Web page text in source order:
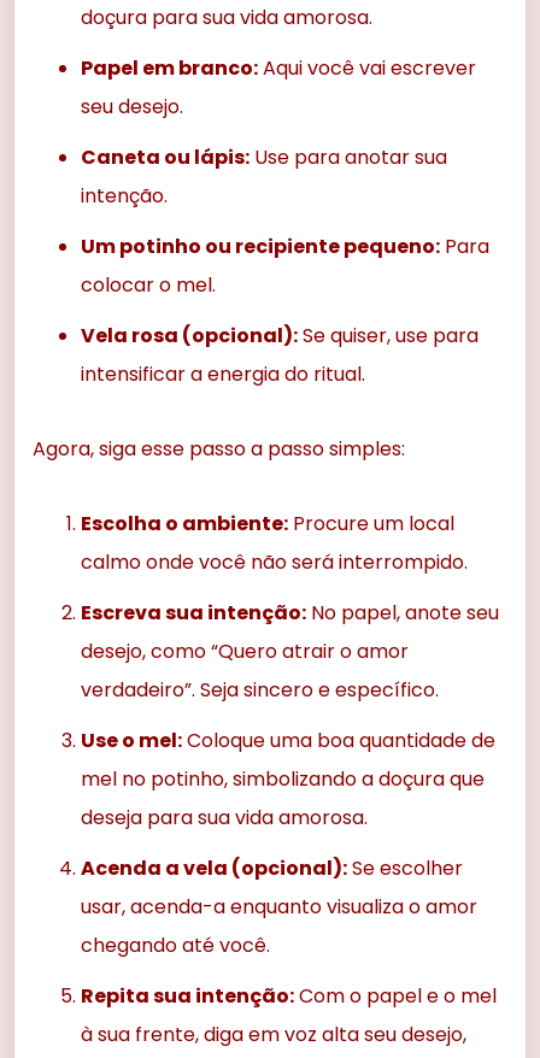
doçura para sua vida amorosa.
Papel em branco:Aqui você vai escrever
seu desejo.
Caneta ou lápis: Use para anotar sua
intenção.
Um potinho ou recipiente pequeno: Para
colocar o mel.
Vela rosa (opcional):Se quiser, use para
intensificar a energia do ritual.
Agora, siga esse passo a passo simples:
Escolha o ambiente: Procure um local
calmo onde você não será interrompido.
Escreva sua intenção: No papel, anote seu
desejo, como “Quero atrair o amor
verdadeiro”. Seja sincero e específico.
Use o mel:Coloque uma boa quantidade de
mel no potinho, simbolizando a doçura que
deseja para sua vida amorosa.
Acenda a vela (opcional):Se escolher
usar, acenda-a enquanto visualiza o amor
chegando até você.
Repita sua intenção:Com o papel e o mel
à sua frente, diga em voz alta seu desejo,